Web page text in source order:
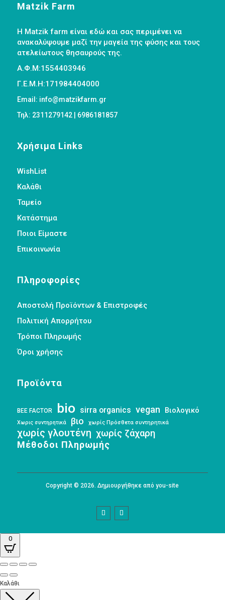
Matzik Farm
Η Matzik farm είναι εδώ και σας περιμένει να
ανακαλύψουμε μαζί την μαγεία της φύσης και τους
ατελείωτους θησαυρούς της.
Α.Φ.Μ:1554403946
Γ.Ε.Μ.Η:171984404000
Email: info@matzikfarm.gr
Τηλ: 2311279142 | 6986181857
Χρήσιμα Links
WishList
Καλάθι
Ταμείο
Κατάστημα
Ποιοι Είμαστε
Επικοινωνία
Πληροφορίες
Αποστολή Προϊόντων & Επιστροφές
Πολιτική Απορρήτου
Τρόποι Πληρωμής
Όροι χρήσης
Προϊόντα
BEE FACTOR bio sirra organics vegan Βιολογικό
Χωρις συντηρητικά βιο χωρίς Πρόσθετα συντηρητικά
χωρίς γλουτένη χωρίς ζάχαρη
Μέθοδοι Πληρωμής
Copyright © 2026. Δημιουργήθηκε από you-site
0
Καλάθι